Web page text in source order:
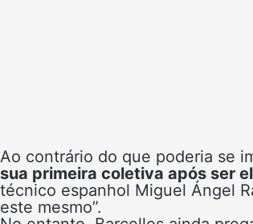
Ao contrário do que poderia se
sua primeira coletiva após ser
técnico espanhol Miguel Ángel
este mesmo”.